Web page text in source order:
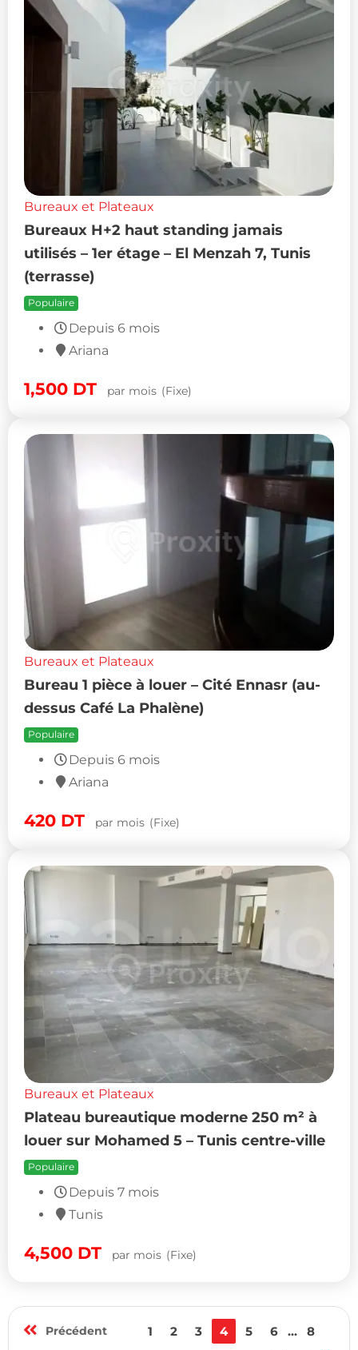
Bureaux et Plateaux
Bureaux H+2 haut standing jamais
utilisés – 1er étage – El Menzah 7, Tunis
(terrasse)
Populaire
Depuis 6 mois
Ariana
1,500 DT par mois (Fixe)
Bureaux et Plateaux
Bureau 1 pièce à louer – Cité Ennasr (au-
dessus Café La Phalène)
Populaire
Depuis 6 mois
Ariana
420 DT par mois (Fixe)
Bureaux et Plateaux
Plateau bureautique moderne 250 m² à
louer sur Mohamed 5 – Tunis centre-ville
Populaire
Depuis 7 mois
Tunis
4,500 DT par mois (Fixe)
Précédent 1 2 3 4 5 6 ... 8